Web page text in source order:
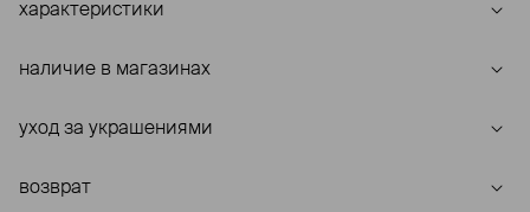
характеристики
наличие в магазинах
уход за украшениями
возврат